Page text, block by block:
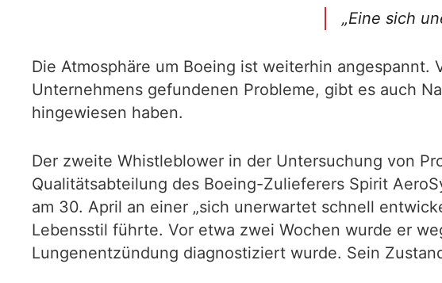
„Eine sich
Die Atmosphäre um Boeing ist weiterhin
Unternehmens gefundenen Probleme, gibt es auch
hingewiesen haben.
Der zweite Whistleblower in der Untersuchung von
Qualitätsabteilung des Boeing-Zulieferers Spirit
am 30. April an einer „sich unerwartet schnell
Lebensstil führte. Vor etwa zwei Wochen wurde er
Lungenentzündung diagnostiziert wurde. Sein